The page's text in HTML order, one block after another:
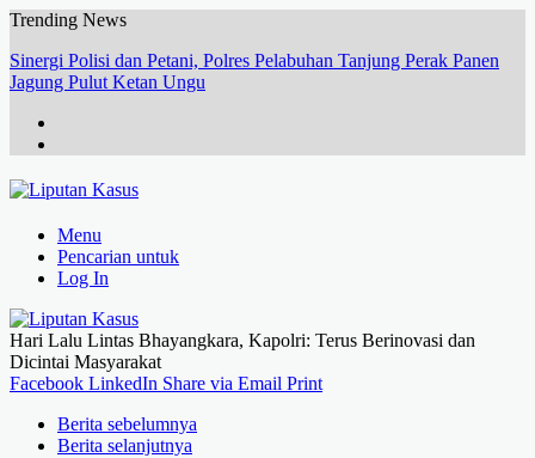
Trending News
Sinergi Polisi dan Petani, Polres Pelabuhan Tanjung Perak Panen
Jagung Pulut Ketan Ungu
Menu
Pencarian untuk
Log In
Hari Lalu Lintas Bhayangkara, Kapolri: Terus Berinovasi dan
Dicintai Masyarakat
Facebook LinkedIn Share via Email Print
Berita sebelumnya
Berita selanjutnya